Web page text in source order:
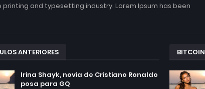
and typesetting industry. Lorem Ipsum has been
ANTERIORES
Irina Shayk, novia de Cristiano Ronaldo
posa para GQ
BITCOIN